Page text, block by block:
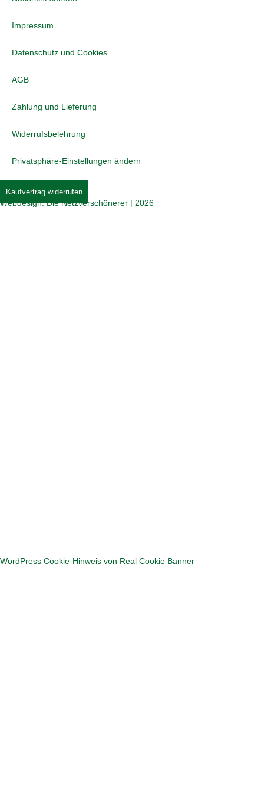
Impressum
Datenschutz und Cookies
AGB
Zahlung und Lieferung
Widerrufsbelehrung
Privatsphäre-Einstellungen ändern
Kaufvertrag widerrufen
Webdesign: Die Netzverschönerer | 2026
WordPress Cookie-Hinweis von Real Cookie Banner